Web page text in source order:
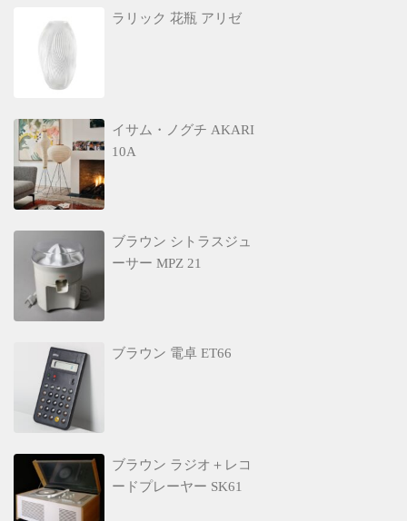
ラリック 花瓶 アリゼ
イサム・ノグチ AKARI
10A
ブラウン シトラスジュ
ーサー MPZ 21
ブラウン 電卓 ET66
ブラウン ラジオ＋レコ
ードプレーヤー SK61